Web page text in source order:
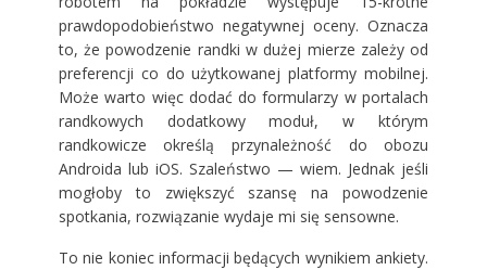
prawdopodobieństwo negatywnej oceny. Oznacza
to, że powodzenie randki w dużej mierze zależy od
preferencji co do użytkowanej platformy mobilnej.
Może warto więc dodać do formularzy w portalach
randkowych dodatkowy moduł, w którym
randkowicze określą przynależność do obozu
Androida lub iOS. Szaleństwo — wiem. Jednak jeśli
mogłoby to zwiększyć szansę na powodzenie
spotkania, rozwiązanie wydaje mi się sensowne.
To nie koniec informacji będących wynikiem ankiety.